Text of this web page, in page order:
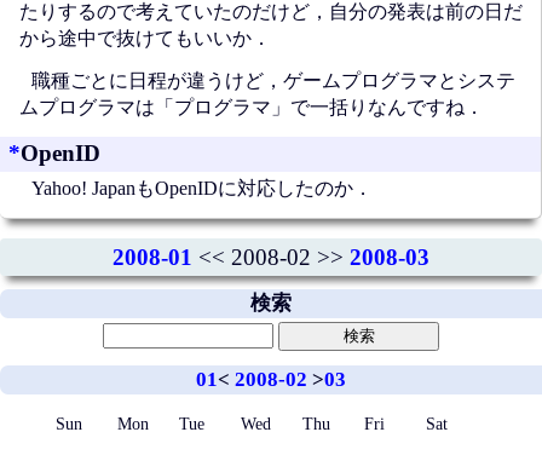
たりするので考えていたのだけど，自分の発表は前の日だ
から途中で抜けてもいいか．
職種ごとに日程が違うけど，ゲームプログラマとシステ
ムプログラマは「プログラマ」で一括りなんですね．
*OpenID
Yahoo! JapanもOpenIDに対応したのか．
2008-01 << 2008-02 >> 2008-03
検索
01< 2008-02 >03
Sun Mon Tue Wed Thu Fri Sat